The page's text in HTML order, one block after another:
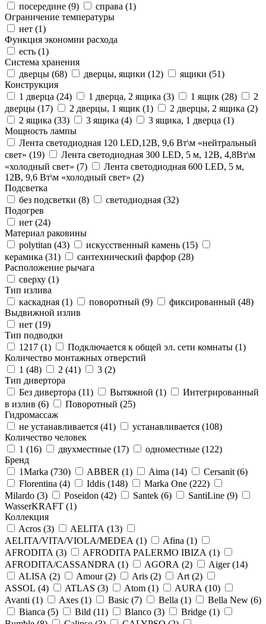
посередине (9) справа (1)
Ограничение температуры
нет (1)
Функция экономии расхода
есть (1)
Система хранения
дверцы (68) дверцы, ящики (12) ящики (51)
Конструкция
1 дверца (24) 1 дверца, 2 ящика (3) 1 ящик (28)
2
дверцы (17) 2 дверцы, 1 ящик (1) 2 дверцы, 2 ящика (2)
2 ящика (33) 3 ящика (4) 3 ящика, 1 дверца (1)
Мощность лампы
Лента светодиодная 120 LED,12В, 9,6 Вт\м «нейтральный
свет» (19)
Лента светодиодная 300 LED, 5 м, 12В, 4,8Вт\м
«холодный свет» (7)
Лента светодиодная 600 LED, 5 м,
12В, 9,6 Вт\м «холодный свет» (2)
Подсветка
без подсветки (8) светодиодная (32)
Подогрев
нет (24)
Материал раковины
polytitan (43) искусственный камень (15)
керамика (31) сантехнический фарфор (28)
Расположение рычага
сверху (1)
Тип излива
каскадная (1) поворотный (9) фиксированный (48)
Выдвижной излив
нет (19)
Тип подводки
1217 (1) Подключается к общей эл. сети комнаты (1)
Количество монтажных отверстий
1 (48) 2 (41) 3 (2)
Тип дивертора
Без дивертора (11) Вытяжной (1)
Интегрированный
в излив (6) Поворотный (25)
Гидромассаж
не устанавливается (41) устанавливается (108)
Количество человек
1 (16) двухместные (17) одноместные (122)
Бренд
1Marka (730) ABBER (1) Aima (14) Cersanit (6)
Florentina (4) Iddis (148) Marka One (222)
Milardo (3) Poseidon (42) Santek (6) SantiLine (9)
WasserKRAFT (1)
Коллекция
Acros (3) AELITA (13)
AELITA/VITA/VIOLA/MEDEA (1) Afina (1)
AFRODITA (3) AFRODITA PALERMO IBIZA (1)
AFRODITA/CASSANDRA (1) AGORA (2) Aiger (14)
ALISA (2) Amour (2) Aris (2) Art (2)
ASSOL (4) ATLAS (3) Atom (1) AURA (10)
Avanti (1) Axes (1) Basic (7) Bella (1) Bella New (6)
Bianca (5) Bild (11) Blanco (3) Bridge (1)